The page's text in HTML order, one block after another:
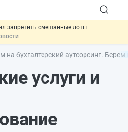
запретить смешанные лоты
спецрежима для вкладов физлиц из
аннулирование патента
платёж СПОТ могут заменить
на бухгалтерский аутсорсинг.
услуги и